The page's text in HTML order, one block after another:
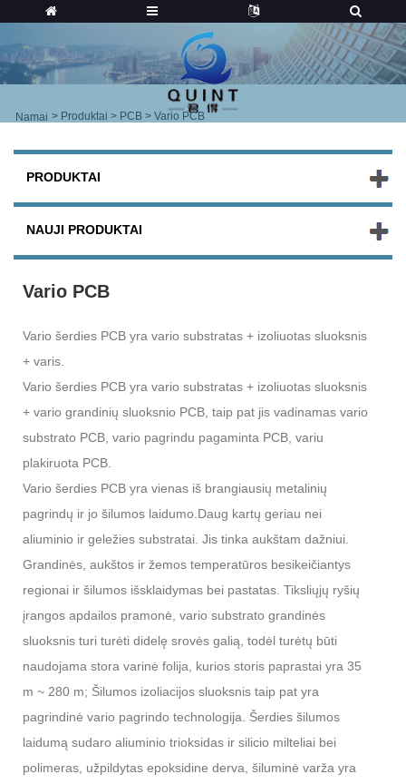
Namai > Produktai > PCB > Vario PCB
PRODUKTAI
NAUJI PRODUKTAI
Vario PCB
Vario šerdies PCB yra vario substratas + izoliuotas sluoksnis
+ varis.
Vario šerdies PCB yra vario substratas + izoliuotas sluoksnis
+ vario grandinių sluoksnio PCB, taip pat jis vadinamas vario
substrato PCB, vario pagrindu pagaminta PCB, variu
plakiruota PCB.
Vario šerdies PCB yra vienas iš brangiausių metalinių
pagrindų ir jo šilumos laidumo.Daug kartų geriau nei
aliuminio ir geležies substratai. Jis tinka aukštam dažniui.
Grandinės, aukštos ir žemos temperatūros besikeičiantys
regionai ir šilumos išsklaidymas bei pastatas. Tiksliųjų ryšių
įrangos apdailos pramonė, vario substrato grandinės
sluoksnis turi turėti didelę srovės galią, todėl turėtų būti
naudojama stora varinė folija, kurios storis paprastai yra 35
m ~ 280 m; Šilumos izoliacijos sluoksnis taip pat yra
pagrindinė vario pagrindo technologija. Šerdies šilumos
laidumą sudaro aliuminio trioksidas ir silicio milteliai bei
polimeras, užpildytas epoksidine derva, šiluminė varža yra